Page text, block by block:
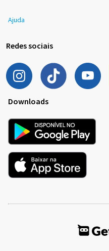
Ajuda
Redes sociais
Downloads